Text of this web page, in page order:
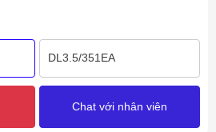
DL3.5/351EA
Chat với nhân viên